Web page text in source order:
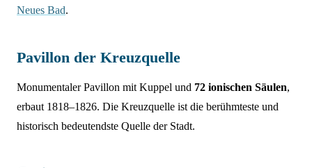
Neues Bad.
Pavillon der Kreuzquelle
Monumentaler Pavillon mit Kuppel und 72 ionischen Säulen,
erbaut 1818–1826. Die Kreuzquelle ist die berühmteste und
historisch bedeutendste Quelle der Stadt.